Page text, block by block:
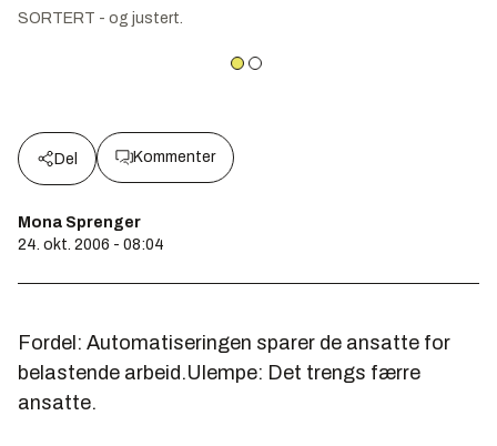
SORTERT - og justert.
Del Kommenter
Mona Sprenger
24. okt. 2006 - 08:04
Fordel: Automatiseringen sparer de ansatte for
belastende arbeid.Ulempe: Det trengs færre
ansatte.